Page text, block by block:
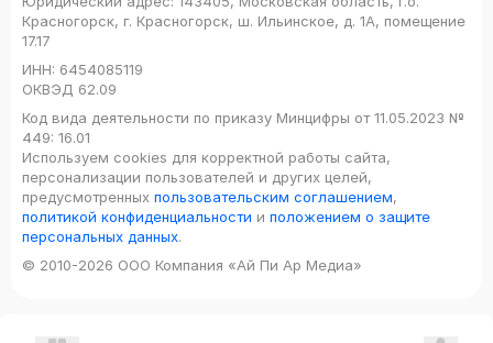
Красногорск, г. Красногорск, ш. Ильинское, д. 1А, помещение
17.17
ИНН: 6454085119
ОКВЭД 62.09
Код вида деятельности по приказу Минцифры от 11.05.2023 №
449: 16.01
Используем cookies для корректной работы сайта,
персонализации пользователей и других целей,
предусмотренных пользовательским соглашением,
политикой конфиденциальности и положением о защите
персональных данных.
© 2010-2026 ООО Компания «Ай Пи Ар Медиа»